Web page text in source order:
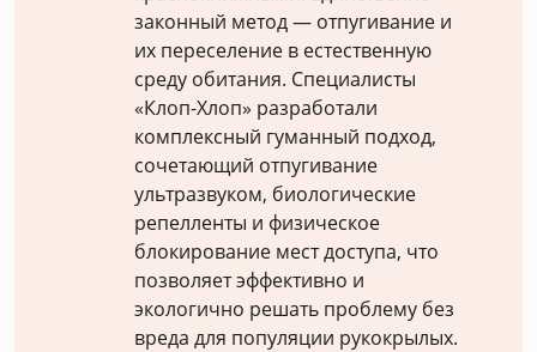
законный метод — отпугивание и
их переселение в естественную
среду обитания. Специалисты
«Клоп-Хлоп» разработали
комплексный гуманный подход,
сочетающий отпугивание
ультразвуком, биологические
репелленты и физическое
блокирование мест доступа, что
позволяет эффективно и
экологично решать проблему без
вреда для популяции рукокрылых.